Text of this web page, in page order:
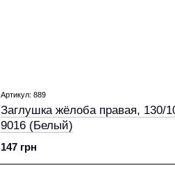
Артикул: 889
Заглушка жёлоба правая, 130/
9016 (Белый)
147 грн